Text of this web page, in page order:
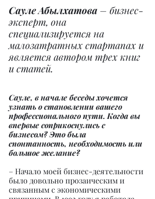
Сауле Абылхатова – бизнес-
эксперт, она
специализируется на
малозатратных стартапах и
является автором трех книг
и статей.
Сауле, в начале беседы хочется
узнать о становлении вашего
профессионального пути. Когда вы
впервые соприкоснулись с
бизнесом? Это была
спонтанность, необходимость или
большое желание?
– Начало моей бизнес-деятельности
было довольно прозаическим и
связанным с экономическими